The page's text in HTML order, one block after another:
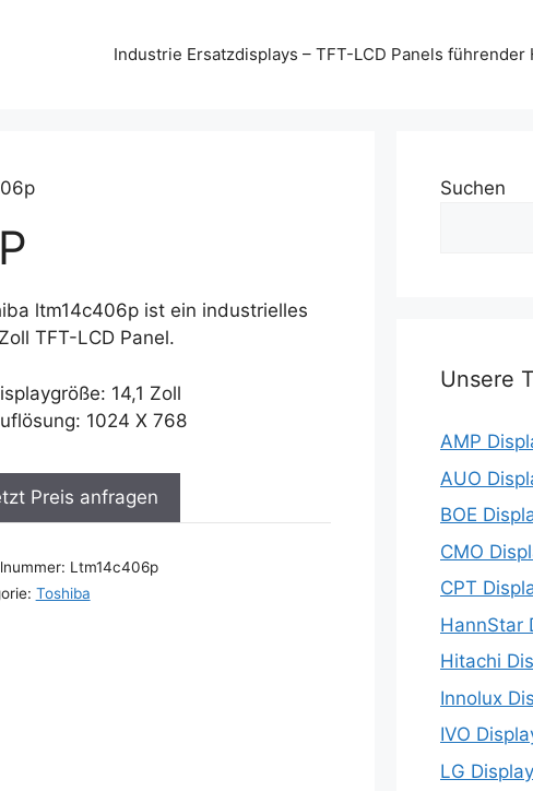
Industrie Ersatzdisplays – TFT-LCD Panels
ltm14c406p ist ein industrielles
TFT-LCD Panel.
14,1 Zoll
1024 X 768
Preis anfragen
Ltm14c406p
Toshiba
Suchen
Unsere
AMP
AUO
BOE
CMO
CPT
HannStar
Hitachi
Innolux
IVO
LG Display